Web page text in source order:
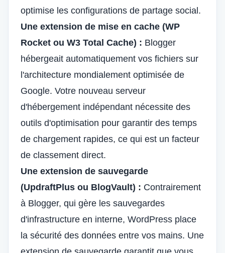
optimise les configurations de partage social.
Une extension de mise en cache (WP
Rocket ou W3 Total Cache) : Blogger
hébergeait automatiquement vos fichiers sur
l'architecture mondialement optimisée de
Google. Votre nouveau serveur
d'hébergement indépendant nécessite des
outils d'optimisation pour garantir des temps
de chargement rapides, ce qui est un facteur
de classement direct.
Une extension de sauvegarde
(UpdraftPlus ou BlogVault) : Contrairement
à Blogger, qui gère les sauvegardes
d'infrastructure en interne, WordPress place
la sécurité des données entre vos mains. Une